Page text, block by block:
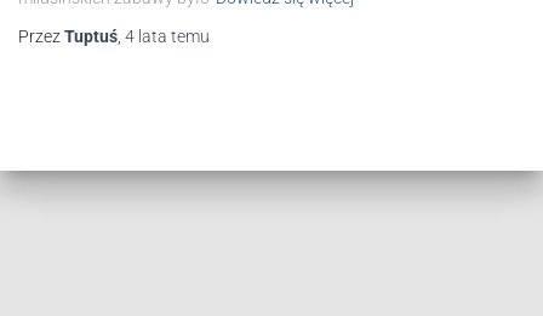
Przez Tuptuś 4 lata temu